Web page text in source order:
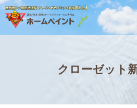
クローゼット